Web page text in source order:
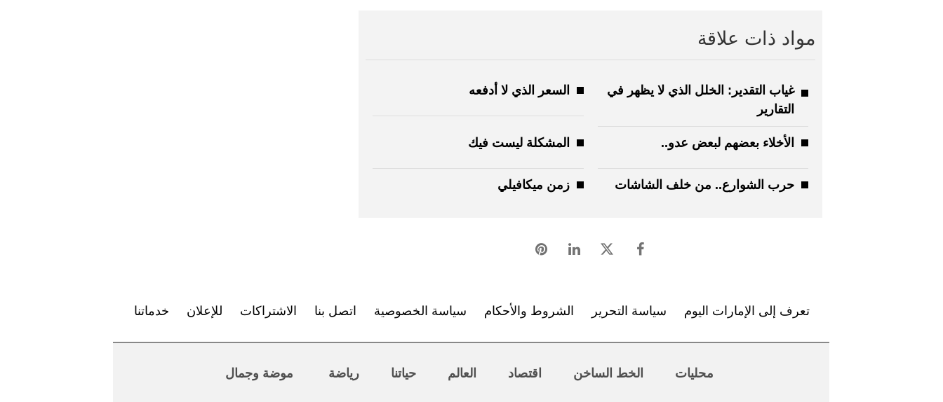
مواد ذات علاقة
غياب التقدير: الخلل الذي لا يظهر في
التقارير
السعر الذي لا أدفعه
الأخلاء بعضهم لبعض عدو.. المشكلة ليست فيك
حرب الشوارع.. من خلف الشاشات زمن ميكافيلي
تعرف إلى الإمارات اليوم سياسة التحرير الشروط والأحكام سياسة الخصوصية اتصل بنا الاشتراكات للإعلان خدماتنا
محليات الخط الساخن اقتصاد العالم حياتنا رياضة موضة وجمال